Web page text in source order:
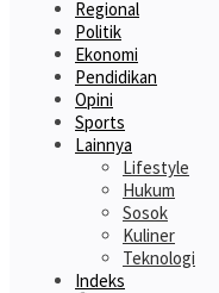
Regional
Politik
Ekonomi
Pendidikan
Opini
Sports
Lainnya
Lifestyle
Hukum
Sosok
Kuliner
Teknologi
Indeks